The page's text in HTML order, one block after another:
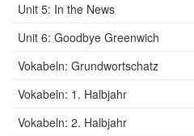
Unit 5: In the News
Unit 6: Goodbye Greenwich
Vokabeln: Grundwortschatz
Vokabeln: 1. Halbjahr
Vokabeln: 2. Halbjahr